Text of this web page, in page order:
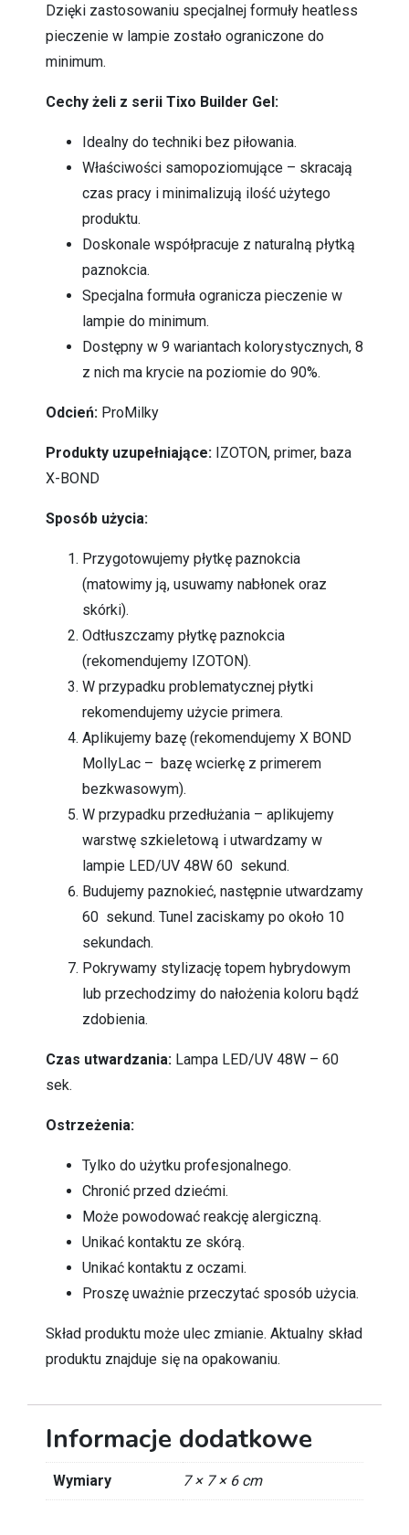
Dzięki zastosowaniu specjalnej formuły heatless
pieczenie w lampie zostało ograniczone do
minimum.
Cechy żeli z serii Tixo Builder Gel:
Idealny do techniki bez piłowania.
Właściwości samopoziomujące – skracają
czas pracy i minimalizują ilość użytego
produktu.
Doskonale współpracuje z naturalną płytką
paznokcia.
Specjalna formuła ogranicza pieczenie w
lampie do minimum.
Dostępny w 9 wariantach kolorystycznych, 8
z nich ma krycie na poziomie do 90%.
Odcień: ProMilky
Produkty uzupełniające: IZOTON, primer, baza
X-BOND
Sposób użycia:
Przygotowujemy płytkę paznokcia
(matowimy ją, usuwamy nabłonek oraz
skórki).
Odtłuszczamy płytkę paznokcia
(rekomendujemy IZOTON).
W przypadku problematycznej płytki
rekomendujemy użycie primera.
Aplikujemy bazę (rekomendujemy X BOND
MollyLac – bazę wcierkę z primerem
bezkwasowym).
W przypadku przedłużania – aplikujemy
warstwę szkieletową i utwardzamy w
lampie LED/UV 48W 60 sekund.
Budujemy paznokieć, następnie utwardzamy
60 sekund. Tunel zaciskamy po około 10
sekundach.
Pokrywamy stylizację topem hybrydowym
lub przechodzimy do nałożenia koloru bądź
zdobienia.
Czas utwardzania: Lampa LED/UV 48W – 60
sek.
Ostrzeżenia:
Tylko do użytku profesjonalnego.
Chronić przed dziećmi.
Może powodować reakcję alergiczną.
Unikać kontaktu ze skórą.
Unikać kontaktu z oczami.
Proszę uważnie przeczytać sposób użycia.
Skład produktu może ulec zmianie. Aktualny skład
produktu znajduje się na opakowaniu.
Informacje dodatkowe
Wymiary 7 × 7 × 6 cm